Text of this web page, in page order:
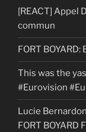
[REACT] Appel
commun
FORT
This was the
#Eurovision
Lucie
FORT BOYARD